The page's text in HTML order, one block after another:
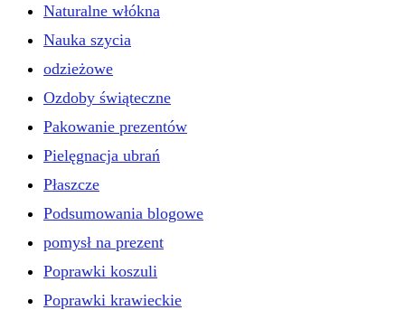
Naturalne włókna
Nauka szycia
odzieżowe
Ozdoby świąteczne
Pakowanie prezentów
Pielęgnacja ubrań
Płaszcze
Podsumowania blogowe
pomysł na prezent
Poprawki koszuli
Poprawki krawieckie